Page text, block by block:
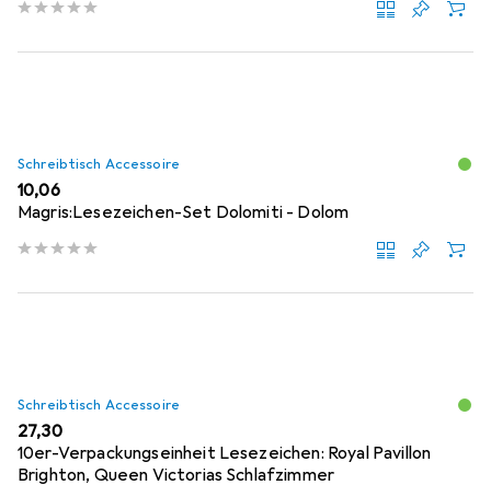
Schreibtisch Accessoire
EUR
10,06
Magris:Lesezeichen-Set Dolomiti - Dolom
Schreibtisch Accessoire
EUR
27,30
10er-Verpackungseinheit Lesezeichen: Royal Pavillon
Brighton, Queen Victorias Schlafzimmer